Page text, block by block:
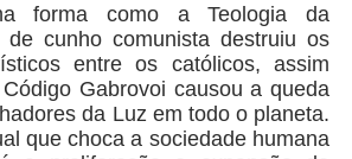
forma como a Teologia da
de cunho comunista destruiu os
entre os católicos, assim
Gabrovoi causou a queda
da Luz em todo o planeta.
que choca a sociedade humana